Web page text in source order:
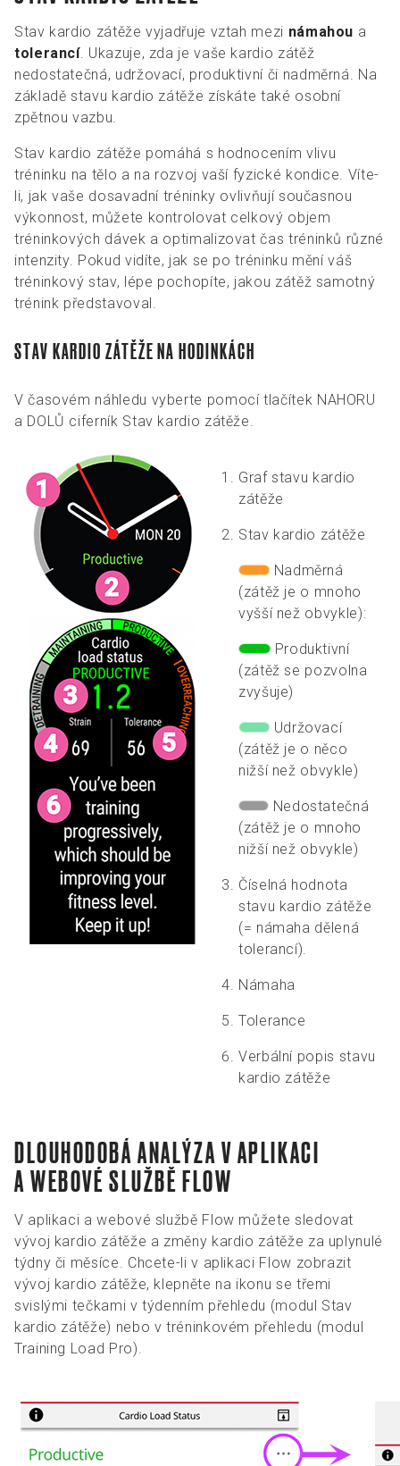
Stav kardio zátěže vyjadřuje vztah mezi námahou a
tolerancí. Ukazuje, zda je vaše kardio zátěž
nedostatečná, udržovací, produktivní či nadměrná. Na
základě stavu kardio zátěže získáte také osobní
zpětnou vazbu.
Stav kardio zátěže pomáhá s hodnocením vlivu
tréninku na tělo a na rozvoj vaší fyzické kondice. Víte-
li, jak vaše dosavadní tréninky ovlivňují současnou
výkonnost, můžete kontrolovat celkový objem
tréninkových dávek a optimalizovat čas tréninků různé
intenzity. Pokud vidíte, jak se po tréninku mění váš
tréninkový stav, lépe pochopíte, jakou zátěž samotný
trénink představoval.
STAV KARDIO ZÁTĚŽE NA HODINKÁCH
V časovém náhledu vyberte pomocí tlačítek NAHORU
a DOLŮ ciferník Stav kardio zátěže.
Graf stavu kardio
zátěže
Stav kardio zátěže
Nadměrná
(zátěž je o mnoho
vyšší než obvykle):
Produktivní
(zátěž se pozvolna
zvyšuje)
Udržovací
(zátěž je o něco
nižší než obvykle)
Nedostatečná
(zátěž je o mnoho
nižší než obvykle)
Číselná hodnota
stavu kardio zátěže
(= námaha dělená
tolerancí).
Námaha
Tolerance
Verbální popis stavu
kardio zátěže
DLOUHODOBÁ ANALÝZA V APLIKACI
A WEBOVÉ SLUŽBĚ FLOW
V aplikaci a webové službě Flow můžete sledovat
vývoj kardio zátěže a změny kardio zátěže za uplynulé
týdny či měsíce. Chcete-li v aplikaci Flow zobrazit
vývoj kardio zátěže, klepněte na ikonu se třemi
svislými tečkami v týdenním přehledu (modul Stav
kardio zátěže) nebo v tréninkovém přehledu (modul
Training Load Pro).